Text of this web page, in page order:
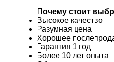
Почему стоит
Высокое качество
Разумная цена
Хорошее
Гарантия 1 год
Более 10 лет опыта